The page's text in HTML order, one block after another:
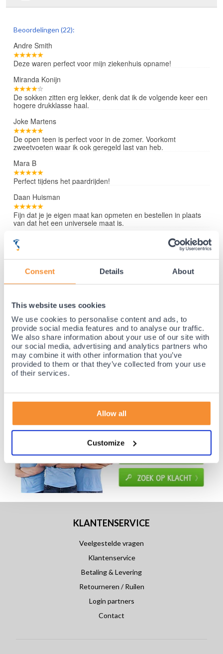
Consent Details About
This website uses cookies
We use cookies to personalise content and ads, to
provide social media features and to analyse our traffic.
We also share information about your use of our site with
our social media, advertising and analytics partners who
may combine it with other information that you’ve
provided to them or that they’ve collected from your use
of their services.
Allow all
Customize
Beoordelingen (22):
Andre Smith
Deze waren perfect voor mijn ziekenhuis opname!
Miranda Konijn
De sokken zitten erg lekker, denk dat ik de volgende keer een
hogere drukklasse haal.
Joke Martens
De open teen is perfect voor in de zomer. Voorkomt
zweetvoeten waar ik ook geregeld last van heb.
Mara B
Perfect tijdens het paardrijden!
Daan Huisman
Fijn dat je je eigen maat kan opmeten en bestellen in plaats
van dat het een universele maat is.
Lees verder »
35 jaar medische ervaring!
Gratis verzending vanaf €50,-
Voor 21:30 besteld, morgen thuis!
Gratis retourneren en 14 dagen uitproberen!
Achteraf betalen mogelijk! Nergens goedkoper!
KLANTENSERVICE
Veelgestelde vragen
Klantenservice
Betaling & Levering
Retourneren / Ruilen
Login partners
Contact